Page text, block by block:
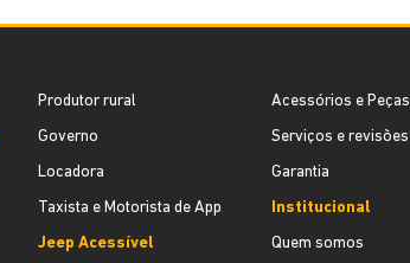
Produtor rural
Governo
Locadora
Taxista e Motorista de App
Jeep Acessível
Acessórios e Peças
Serviços e revisões
Garantia
Institucional
Quem somos